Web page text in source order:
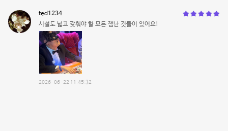
ted1234
시설도 넓고 갖춰야 할 모든 잼난 것들이 있어요!
2026-06-22 11:45:32